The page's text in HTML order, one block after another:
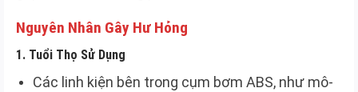
Nguyên Nhân Gây Hư Hỏng
1. Tuổi Thọ Sử Dụng
Các linh kiện bên trong cụm bơm ABS, như mô-